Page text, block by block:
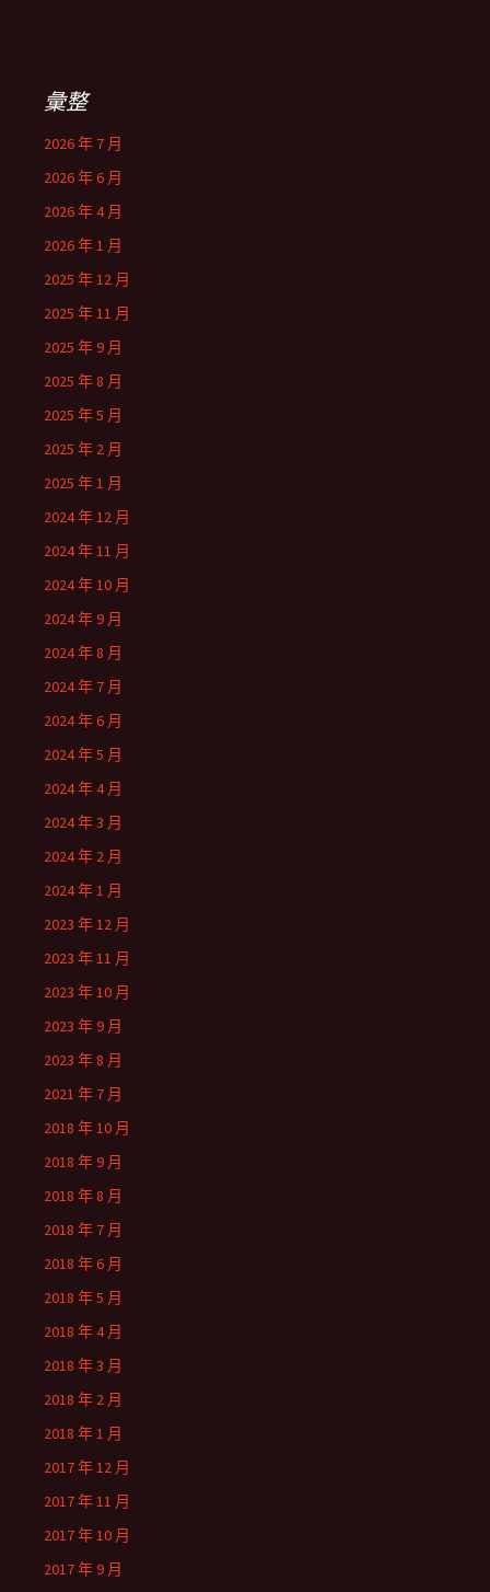
彙整
2026 年 7 月
2026 年 6 月
2026 年 4 月
2026 年 1 月
2025 年 12 月
2025 年 11 月
2025 年 9 月
2025 年 8 月
2025 年 5 月
2025 年 2 月
2025 年 1 月
2024 年 12 月
2024 年 11 月
2024 年 10 月
2024 年 9 月
2024 年 8 月
2024 年 7 月
2024 年 6 月
2024 年 5 月
2024 年 4 月
2024 年 3 月
2024 年 2 月
2024 年 1 月
2023 年 12 月
2023 年 11 月
2023 年 10 月
2023 年 9 月
2023 年 8 月
2021 年 7 月
2018 年 10 月
2018 年 9 月
2018 年 8 月
2018 年 7 月
2018 年 6 月
2018 年 5 月
2018 年 4 月
2018 年 3 月
2018 年 2 月
2018 年 1 月
2017 年 12 月
2017 年 11 月
2017 年 10 月
2017 年 9 月